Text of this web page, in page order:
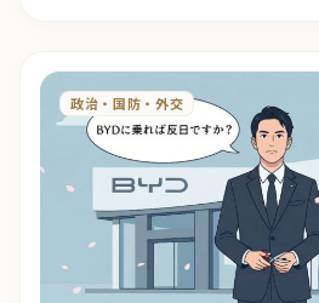
政治・国防・外交